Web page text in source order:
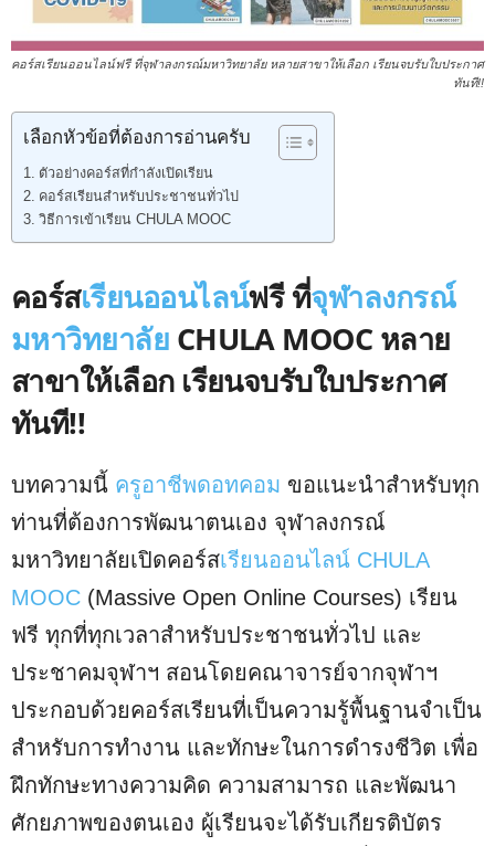
คอร์สเรียนออนไลน์ฟรี ที่จุฬาลงกรณ์มหาวิทยาลัย หลายสาขาให้เลือก เรียนจบรับใบประกาศ
ทันที!!
เลือกหัวข้อที่ต้องการอ่านครับ
ตัวอย่างคอร์สที่กำลังเปิดเรียน
คอร์สเรียนสำหรับประชาชนทั่วไป
วิธีการเข้าเรียน CHULA MOOC
คอร์สเรียนออนไลน์ฟรี ที่จุฬาลงกรณ์
มหาวิทยาลัย CHULA MOOC หลาย
สาขาให้เลือก เรียนจบรับใบประกาศ
ทันที!!
บทความนี้ ครูอาชีพดอทคอม ขอแนะนำสำหรับทุก
ท่านที่ต้องการพัฒนาตนเอง จุฬาลงกรณ์
มหาวิทยาลัยเปิดคอร์สเรียนออนไลน์ CHULA
MOOC (Massive Open Online Courses) เรียน
ฟรี ทุกที่ทุกเวลาสำหรับประชาชนทั่วไป และ
ประชาคมจุฬาฯ สอนโดยคณาจารย์จากจุฬาฯ
ประกอบด้วยคอร์สเรียนที่เป็นความรู้พื้นฐานจำเป็น
สำหรับการทำงาน และทักษะในการดำรงชีวิต เพื่อ
ฝึกทักษะทางความคิด ความสามารถ และพัฒนา
ศักยภาพของตนเอง ผู้เรียนจะได้รับเกียรติบัตร